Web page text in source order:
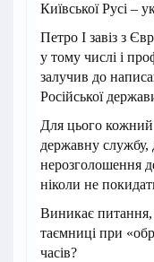
Київської Русі –
Петро І завіз з
у тому числі і
залучив до
Російської
Для цього
державну службу,
нерозголошення
ніколи не
Виникає питання,
таємниці при
часів?